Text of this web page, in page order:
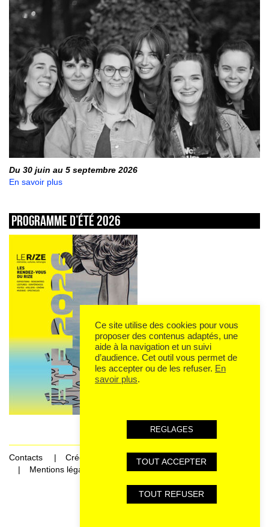
Du 30 juin au 5 septembre 2026
En savoir plus
Programme d’été 2026
Contacts
Crédits
Mentions légales et données personnelles
Ce site utilise des cookies pour vous
proposer des contenus adaptés, une
aide à la navigation et un suivi
d’audience. Cet outil vous permet de
les accepter ou de les refuser. En
savoir plus.
REGLAGES
TOUT ACCEPTER
TOUT REFUSER